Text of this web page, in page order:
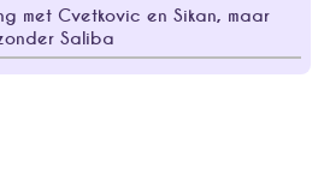
met Cvetkovic en Sikan, maar
Saliba